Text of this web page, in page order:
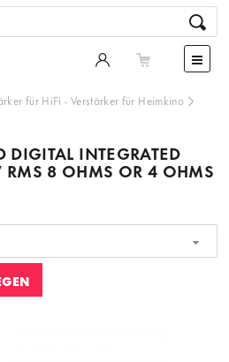
für HiFi - Verstärker für Heimkino
INTEGRATED
8 OHMS OR 4 OHMS